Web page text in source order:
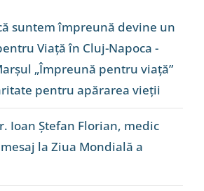
suntem împreună devine un
Viață în Cluj-Napoca -
„Împreună pentru viață”
pentru apărarea vieții
Ioan Ștefan Florian, medic
la Ziua Mondială a